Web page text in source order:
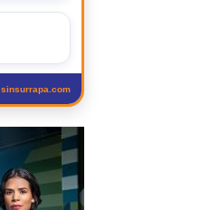
sinsurrapa.com